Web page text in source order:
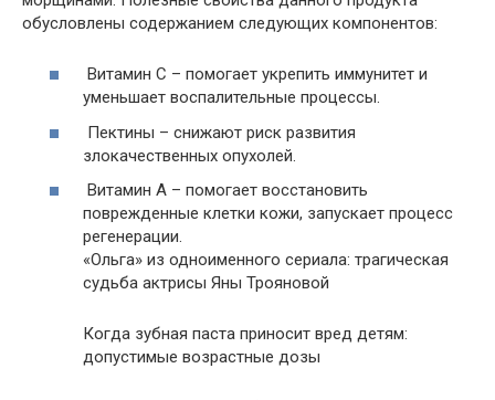
обусловлены содержанием следующих компонентов:
Витамин C – помогает укрепить иммунитет и
уменьшает воспалительные процессы.
Пектины – снижают риск развития
злокачественных опухолей.
Витамин A – помогает восстановить
поврежденные клетки кожи, запускает процесс
регенерации.
«Ольга» из одноименного сериала: трагическая
судьба актрисы Яны Трояновой
Когда зубная паста приносит вред детям:
допустимые возрастные дозы